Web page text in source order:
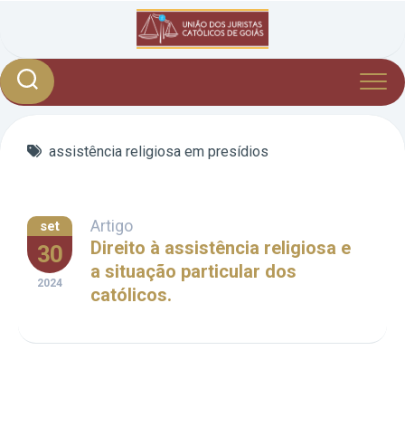
assistência religiosa em presídios
set
30
2024
Artigo
Direito à assistência religiosa e
a situação particular dos
católicos.